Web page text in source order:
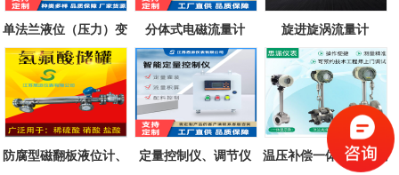
单法兰液位（压力）变
送器
分体式电磁流量计 旋进旋涡流量计
防腐型磁翻板液位计、
定量控制仪、调节仪
温压补偿一体式涡街流